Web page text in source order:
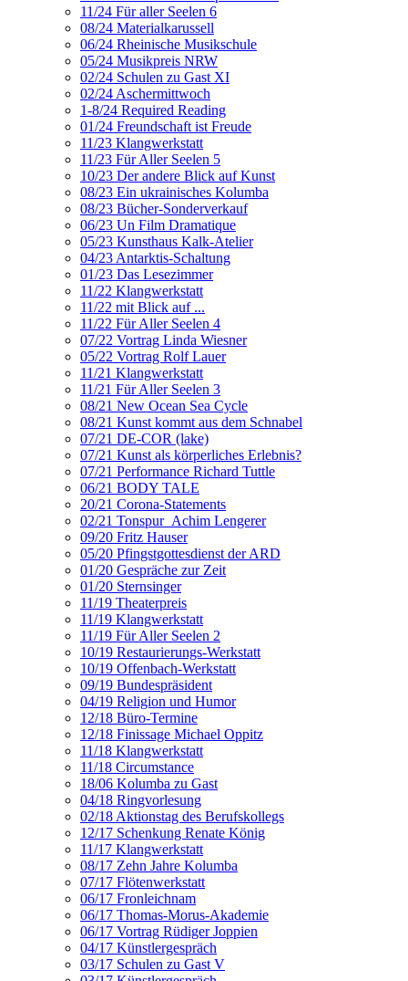
11/24 Für aller Seelen 6
08/24 Materialkarussell
06/24 Rheinische Musikschule
05/24 Musikpreis NRW
02/24 Schulen zu Gast XI
02/24 Aschermittwoch
1-8/24 Required Reading
01/24 Freundschaft ist Freude
11/23 Klangwerkstatt
11/23 Für Aller Seelen 5
10/23 Der andere Blick auf Kunst
08/23 Ein ukrainisches Kolumba
08/23 Bücher-Sonderverkauf
06/23 Un Film Dramatique
05/23 Kunsthaus Kalk-Atelier
04/23 Antarktis-Schaltung
01/23 Das Lesezimmer
11/22 Klangwerkstatt
11/22 mit Blick auf ...
11/22 Für Aller Seelen 4
07/22 Vortrag Linda Wiesner
05/22 Vortrag Rolf Lauer
11/21 Klangwerkstatt
11/21 Für Aller Seelen 3
08/21 New Ocean Sea Cycle
08/21 Kunst kommt aus dem Schnabel
07/21 DE-COR (lake)
07/21 Kunst als körperliches Erlebnis?
07/21 Performance Richard Tuttle
06/21 BODY TALE
20/21 Corona-Statements
02/21 Tonspur_Achim Lengerer
09/20 Fritz Hauser
05/20 Pfingstgottesdienst der ARD
01/20 Gespräche zur Zeit
01/20 Sternsinger
11/19 Theaterpreis
11/19 Klangwerkstatt
11/19 Für Aller Seelen 2
10/19 Restaurierungs-Werkstatt
10/19 Offenbach-Werkstatt
09/19 Bundespräsident
04/19 Religion und Humor
12/18 Büro-Termine
12/18 Finissage Michael Oppitz
11/18 Klangwerkstatt
11/18 Circumstance
18/06 Kolumba zu Gast
04/18 Ringvorlesung
02/18 Aktionstag des Berufskollegs
12/17 Schenkung Renate König
11/17 Klangwerkstatt
08/17 Zehn Jahre Kolumba
07/17 Flötenwerkstatt
06/17 Fronleichnam
06/17 Thomas-Morus-Akademie
06/17 Vortrag Rüdiger Joppien
04/17 Künstlergespräch
03/17 Schulen zu Gast V